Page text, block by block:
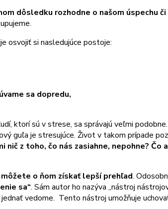
dôsledku rozhodne o našom úspechu
osvojiť si nasledujúce postoje:
sa dopredu,
ktorí sú v strese, sa správajú veľmi
guľa je stresujúce. Život v takom prípade
z toho, čo nás zasiahne, nepohne?
môžete o ňom získať lepší prehľad.
sa“. Sám autor ho nazýva „nástroj
vedome. Tento nástroj umožňuje